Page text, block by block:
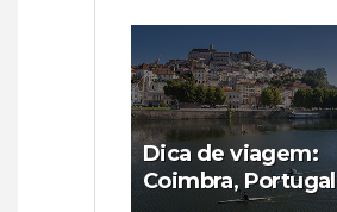
Dica de viagem:
Coimbra, Portugal